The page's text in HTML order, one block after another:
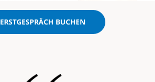
ERSTGESPRÄCH BUCHEN